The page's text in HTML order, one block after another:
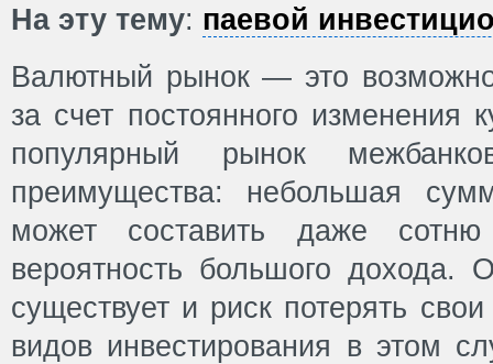
На эту тему: паевой
Валютный рынок — это
за счет постоянного
популярный рынок
преимущества: небольшая
может составить даже
вероятность большого дохода.
существует и риск потерять
видов инвестирования в этом